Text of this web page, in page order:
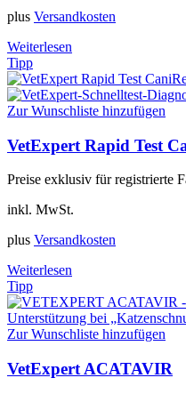
plus Versandkosten
Weiterlesen
Tipp
Zur Wunschliste hinzufügen
VetExpert Rapid Test
Preise exklusiv für registrierte
inkl. MwSt.
plus Versandkosten
Weiterlesen
Tipp
Zur Wunschliste hinzufügen
VetExpert ACATAVIR